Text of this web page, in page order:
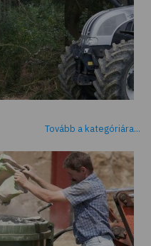
Tovább a kategóriára...